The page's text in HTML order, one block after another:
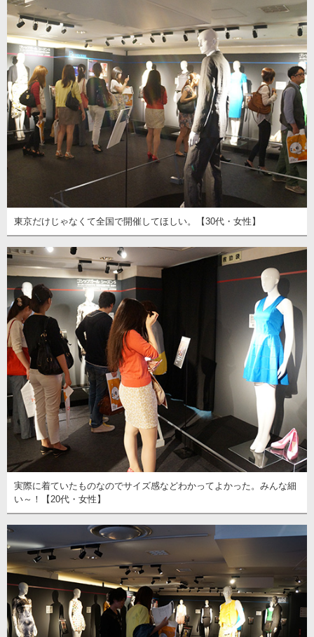
東京だけじゃなくて全国で開催してほしい。【30代・女性】
実際に着ていたものなのでサイズ感などわかってよかった。みんな細
い～！【20代・女性】